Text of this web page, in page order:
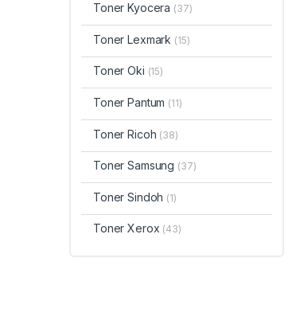
Toner Kyocera (37)
Toner Lexmark (15)
Toner Oki (15)
Toner Pantum (11)
Toner Ricoh (38)
Toner Samsung (37)
Toner Sindoh (1)
Toner Xerox (43)